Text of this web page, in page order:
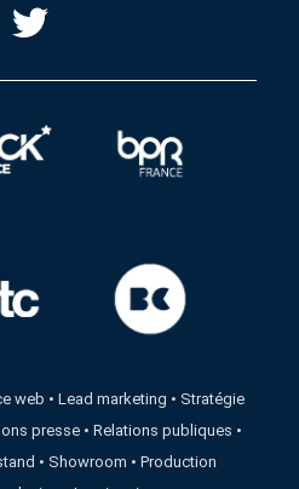
web •Lead marketing • Stratégie
presse• Relations publiques •
• Showroom • Production